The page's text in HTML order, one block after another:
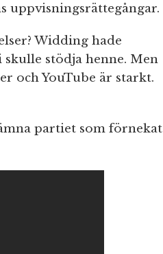
uppvisningsrättegångar.
Widding hade
stödja henne. Men
och YouTube är starkt.
partiet som förnekat